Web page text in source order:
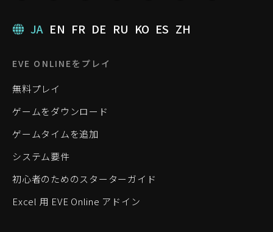
JA EN FR DE RU KO ES ZH
EVE ONLINEをプレイ
無料プレイ
ゲームをダウンロード
ゲームタイムを追加
システム要件
初心者のためのスターターガイド
Excel 用 EVE Online アドイン